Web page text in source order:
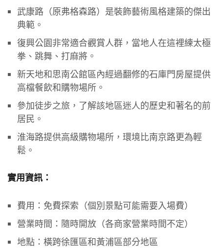
武康路（原弗格森路）是裝飾藝術風格建築的傑出
典範。
復興公園非常適合觀賞人群，當地人在這裡練太極
拳、跳舞、打麻將。
新天地和思南公館區內經過翻修的石庫門房屋提供
高檔餐飲和購物場所。
參加徒步之旅，了解該地區迷人的歷史和著名的前
居民。
淮海路提供高級購物場所，環境比南京路更為輕
鬆。
實用資訊：
費用：免費探索（個別景點可能需要入場費）
營業時間：隨時開放（各商家營業時間不定）
地點：橫跨徐匯區和黃浦區部分地區